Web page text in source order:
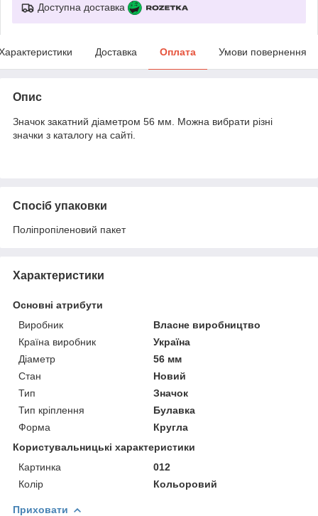
Доступна доставка
Доставка Оплата Умови повернення
Опис
Значок закатний діаметром 56 мм. Можна вибрати різні
значки з каталогу на сайті.
Спосіб упаковки
Поліпропіленовий пакет
Характеристики
Основні атрибути
Виробник
Власне виробництво
Країна виробник
Україна
Діаметр
56 мм
Стан
Новий
Тип
Значок
Тип кріплення
Булавка
Форма
Кругла
Користувальницькі характеристики
Картинка
012
Колір
Кольоровий
Приховати